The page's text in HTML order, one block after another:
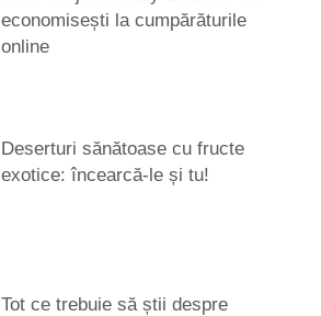
economisești la cumpărăturile
online
Deserturi sănătoase cu fructe
exotice: încearcă-le și tu!
Tot ce trebuie să știi despre